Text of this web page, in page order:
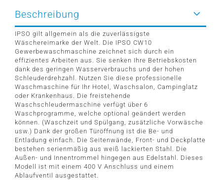
Beschreibung
IPSO gilt allgemein als die zuverlässigste
Wäschereimarke der Welt. Die IPSO CW10
Gewerbewaschmaschine zeichnet sich durch ein
effizientes Arbeiten aus. Sie senken Ihre Betriebskosten
dank des geringen Wasserverbrauchs und der hohen
Schleuderdrehzahl. Nutzen Sie diese professionelle
Waschmaschine für Ihr Hotel, Waschsalon, Campinglatz
oder Krankenhaus. Die freistehende
Waschschleudermaschine verfügt über 6
Waschprogramme, welche optional geändert werden
können. (Waschzeit und Spülgang, zusätzliche Vorwäsche
usw.) Dank der großen Türöffnung ist die Be- und
Entladung einfach. Die Seitenwände, Front- und Deckplatte
bestehen serienmäßig aus weiß lackierten Stahl. Die
Außen- und Innentrommel hingegen aus Edelstahl. Dieses
Modell ist mit einem 400 V Anschluss und einem
Ablaufventil ausgestattet.